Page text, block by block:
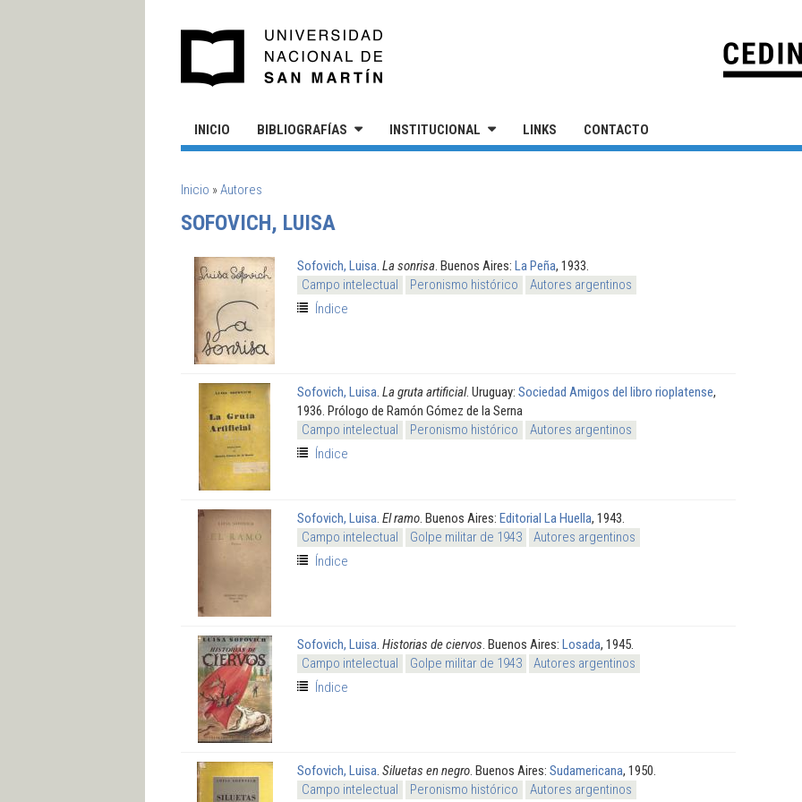
INICIO BIBLIOGRAFÍAS INSTITUCIONAL LINKS CONTACTO
SE ENCUENTRA USTED AQUÍ
Inicio »Autores
SOFOVICH, LUISA
Sofovich, Luisa La sonrisa . Buenos Aires: La Peña, 1933.
Campo intelectual
Peronismo histórico
Autores argentinos
Índice
Sofovich, Luisa La gruta artificial. Uruguay: Sociedad Amigos del libro rioplatense,
1936. Prólogo de Ramón Gómez de la Serna
Campo intelectual
Peronismo histórico
Autores argentinos
Índice
Sofovich, Luisa El ramo . Buenos Aires: Editorial La Huella, 1943.
Campo intelectual
Golpe militar de 1943
Autores argentinos
Índice
Sofovich, Luisa Historias de ciervos . Buenos Aires: Losada, 1945.
Campo intelectual
Golpe militar de 1943
Autores argentinos
Índice
Sofovich, Luisa Siluetas en negro . Buenos Aires: Sudamericana, 1950.
Campo intelectual
Peronismo histórico Autores argentinos